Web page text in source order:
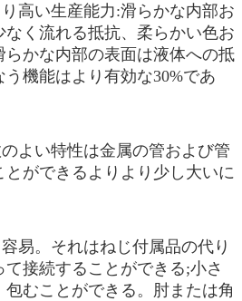
高い生産能力:滑らかな内部お
く流れる抵抗、柔らかい色お
らかな内部の表面は液体への抵
機能はより有効な30%であ
よい特性は金属の管および管
ができるよりより少し大いに
易。それはねじ付属品の代り
接続することができる;小さ
むことができる。肘または角